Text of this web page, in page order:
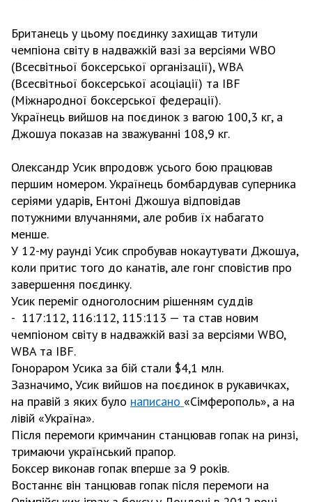
Британець у цьому поєдинку захищав титули
чемпіона світу в надважкій вазі за версіями WBO
(Всесвітньої боксерської організації), WBA
(Всесвітньої боксерської асоціації) та IBF
(Міжнародної боксерської федерації).
Українець вийшов на поєдинок з вагою 100,3 кг, а
Джошуа показав на зважуванні 108,9 кг.
Олександр Усик впродовж усього бою працював
першим номером. Українець бомбардував суперника
серіями ударів, Ентоні Джошуа відповідав
потужними влучаннями, але робив їх набагато
менше.
У 12-му раунді Усик спробував нокаутувати Джошуа,
коли притис того до канатів, але гонг сповістив про
завершення поєдинку.
Усик переміг одноголосним рішенням суддів
- 117:112, 116:112, 115:113 — та став новим
чемпіоном світу в надважкій вазі за версіями WBO,
WBA та IBF.
Гонораром Усика за бій стали $4,1 млн.
Зазначимо, Усик вийшов на поєдинок в рукавичках,
на правій з яких було написано «Сімферополь», а на
лівій «Україна».
Після перемоги кримчанин станцював гопак на ринзі,
тримаючи український прапор.
Боксер виконав гопак вперше за 9 років.
Востаннє він танцював гопак після перемоги на